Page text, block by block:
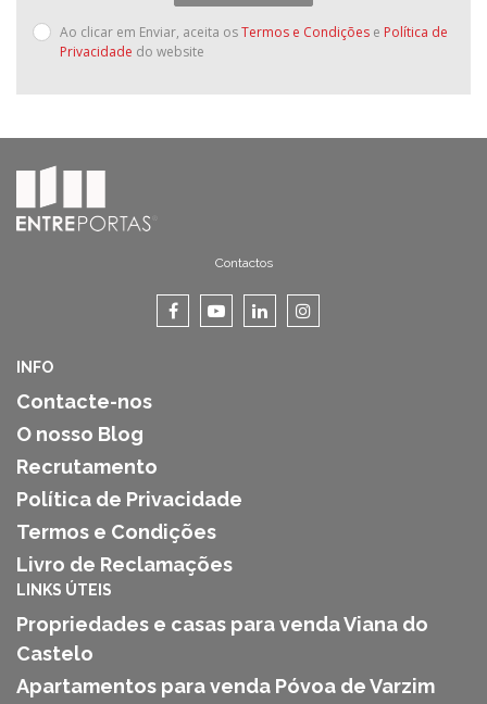
Ao clicar em Enviar, aceita osTermos e Condições e Política de
Privacidade do website
Contactos
INFO
Contacte-nos
O nosso Blog
Recrutamento
Política de Privacidade
Termos e Condições
Livro de Reclamações
LINKS ÚTEIS
Propriedades e casas para venda Viana do
Castelo
Apartamentos para venda Póvoa de Varzim